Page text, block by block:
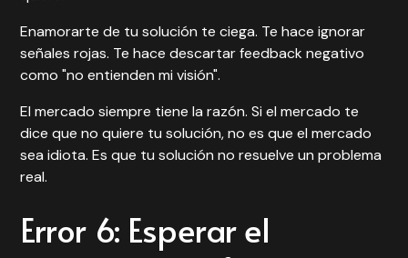
Enamorarte de tu solución te ciega. Te hace ignorar
señales rojas. Te hace descartar feedback negativo
como "no entienden mi visión".
El mercado siempre tiene la razón. Si el mercado te
dice que no quiere tu solución, no es que el mercado
sea idiota. Es que tu solución no resuelve un problema
real.
Error 6: Esperar el